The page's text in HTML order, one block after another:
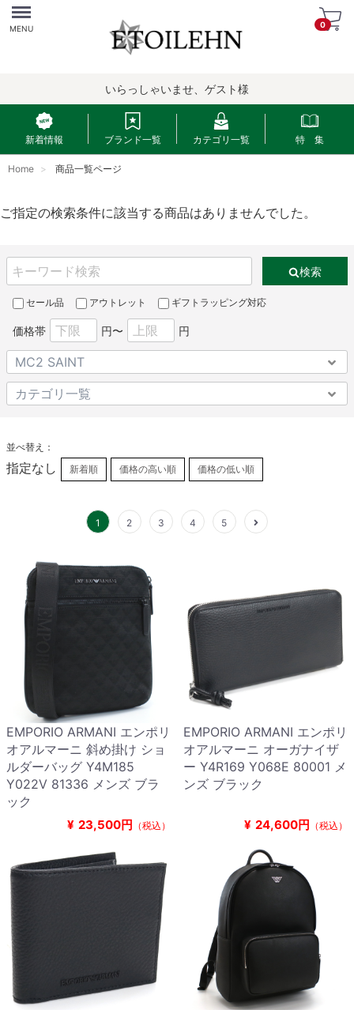
Menu
MENU 0
いらっしゃいませ、ゲスト様
新着情報 ブランド一覧 カテゴリ一覧 特 集
Home 商品一覧ページ
ご指定の検索条件に該当する商品はありませんでした。
検索
セール品 アウトレット ギフトラッピング対応
価格帯 円〜 円
並べ替え：
指定なし 新着順 価格の高い順 価格の低い順
1 2 3 4 5
EMPORIO ARMANI エンポリ
オアルマーニ 斜め掛け ショ
ルダーバッグ Y4M185
Y022V 81336 メンズ ブラ
ック
¥ 23,500円 （税込）
EMPORIO ARMANI エンポリ
オアルマーニ オーガナイザ
ー Y4R169 Y068E 80001 メ
ンズ ブラック
¥ 24,600円 （税込）